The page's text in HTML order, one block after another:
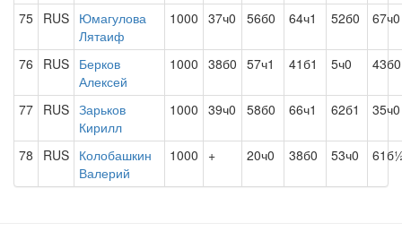
75 RUS Юмагулова
Лятаиф
1000 37ч0 56б0 64ч1 52б0 67ч0
76 RUS Берков
Алексей
1000 38б0 57ч1 41б1 5ч0 43б0
77 RUS Зарьков
Кирилл
1000 39ч0 58б0 66ч1 62б1 35ч0
78 RUS Колобашкин
Валерий
1000 + 20ч0 38б0 53ч0